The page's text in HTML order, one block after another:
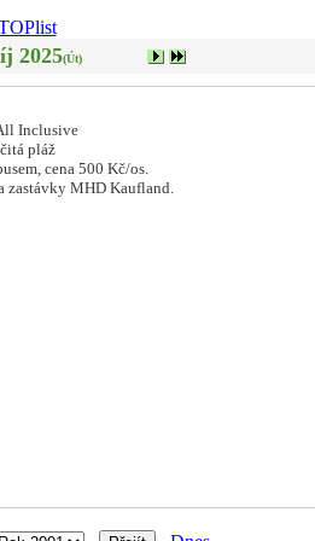
2025(Út)
Inclusive
pláž
cena 500 Kč/os.
zastávky MHD Kaufland.